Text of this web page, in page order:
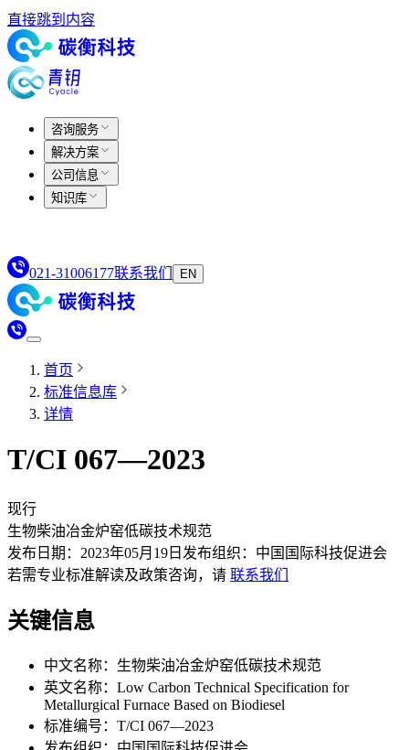
直接跳到内容
咨询服务
解决方案
公司信息
知识库
021-31006177联系我们 EN
首页
标准信息库
详情
T/CI 067—2023
现行
生物柴油冶金炉窑低碳技术规范
发布日期： 2023年05月19日 发布组织： 中国国际科技促进会
若需专业标准解读及政策咨询，请 联系我们
关键信息
中文名称： 生物柴油冶金炉窑低碳技术规范
英文名称： Low Carbon Technical Specification for
Metallurgical Furnace Based on Biodiesel
标准编号： T/CI 067—2023